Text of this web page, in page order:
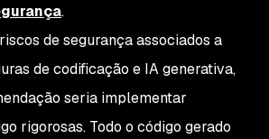
.
de segurança associados a
de codificação e IA generativa,
seria implementar
rigorosas. Todo o código gerado